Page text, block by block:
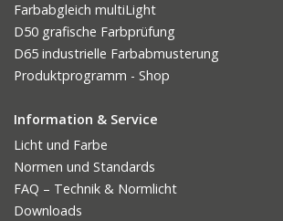
Farbabgleich multiLight
D50 grafische Farbprüfung
D65 industrielle Farbabmusterung
Produktprogramm - Shop
Information & Service
Licht und Farbe
Normen und Standards
FAQ – Technik & Normlicht
Downloads